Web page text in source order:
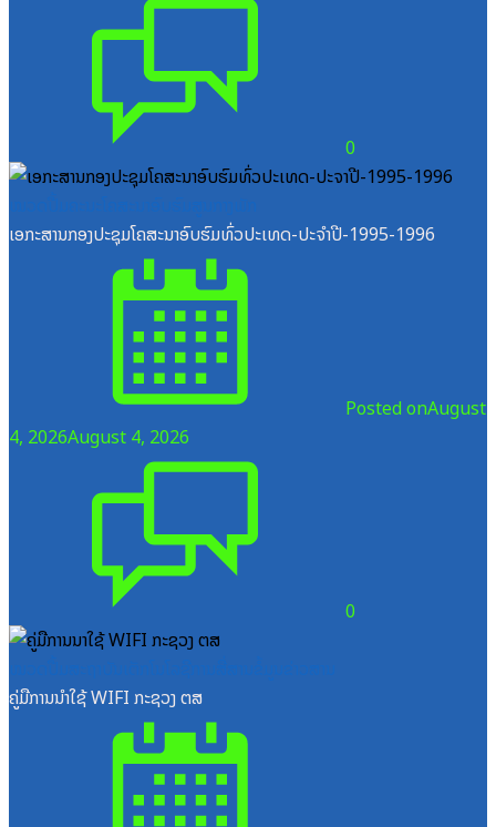
0
ເອກະສານກອງປະຊຸມໂຄສະນາອົບຮົມທົ່ວປະເທດ-ປະຈໍາປີ-1995-1996
Posted onAugust
4, 2026August 4, 2026
0
ຄູ່ມືການນຳໃຊ້ WIFI ກະຊວງ ຕສ